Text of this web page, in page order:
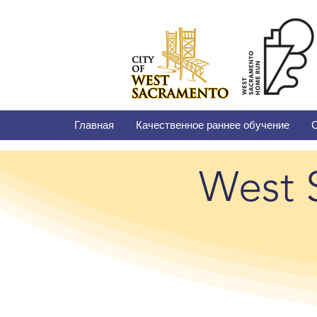
Главная Качественное раннее обучение
West